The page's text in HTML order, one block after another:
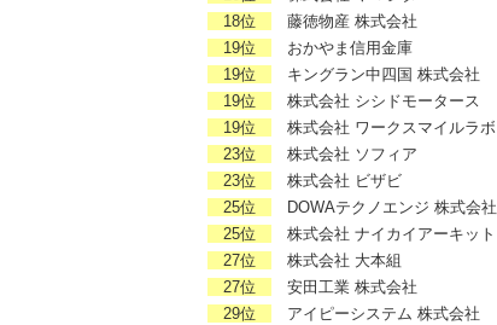
18位
藤徳物産 株式会社
19位
おかやま信用金庫
19位
キングラン中四国 株式会社
19位
株式会社 シシドモータース
19位
株式会社 ワークスマイルラボ
23位
株式会社 ソフィア
23位
株式会社 ビザビ
25位
DOWAテクノエンジ 株式会社
25位
株式会社 ナイカイアーキット
27位
株式会社 大本組
27位
安田工業 株式会社
29位
アイピーシステム 株式会社